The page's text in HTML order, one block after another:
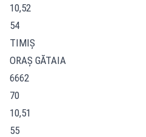
10,52
54
TIMIŞ
ORAŞ GĂTAIA
6662
70
10,51
55